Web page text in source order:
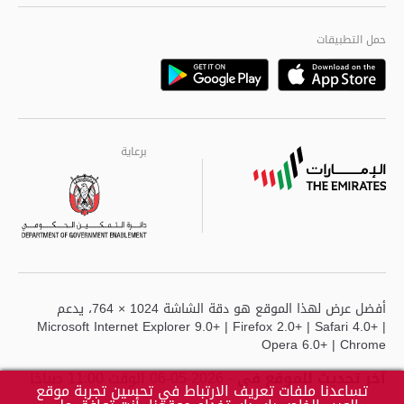
مراكز خدمة أبوظبى
حمل التطبيقات
Google
Playstore
برعاية
برعاية
أفضل عرض لهذا الموقع هو دقة الشاشة 1024 × 764، يدعم
Microsoft Internet Explorer 9.0+ | Firefox 2.0+ | Safari 4.0+ |
Opera 6.0+ | Chrome
آخر تحديث للموقع في- 2026-05-06 الوقت 11:00 صباحًا
تساعدنا ملفات تعريف الارتباط في تحسين تجربة موقع